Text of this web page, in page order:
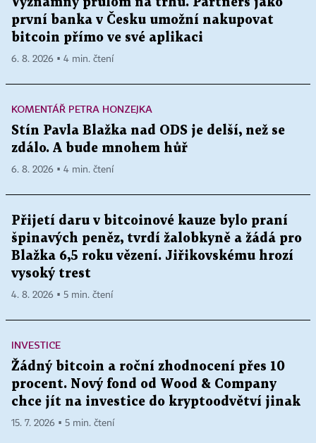
první banka v Česku umožní nakupovat
bitcoin přímo ve své aplikaci
6. 8. 2026 ▪ 4 min. čtení
KOMENTÁŘ PETRA HONZEJKA
Stín Pavla Blažka nad ODS je delší, než se
zdálo. A bude mnohem hůř
6. 8. 2026 ▪ 4 min. čtení
Přijetí daru v bitcoinové kauze bylo praní
špinavých peněz, tvrdí žalobkyně a žádá pro
Blažka 6,5 roku vězení. Jiřikovskému hrozí
vysoký trest
4. 8. 2026 ▪ 5 min. čtení
INVESTICE
Žádný bitcoin a roční zhodnocení přes 10
procent. Nový fond od Wood & Company
chce jít na investice do kryptoodvětví jinak
15. 7. 2026 ▪ 5 min. čtení